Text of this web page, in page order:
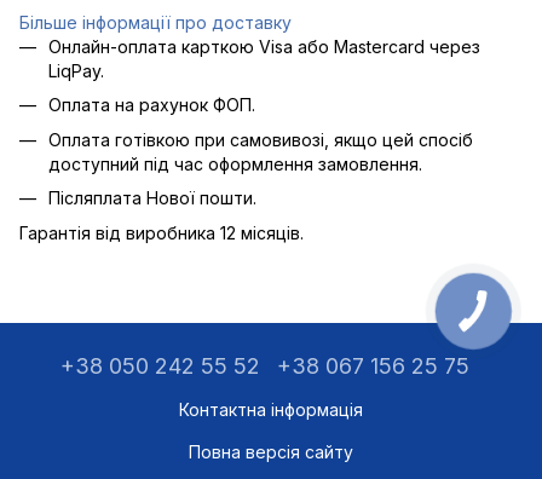
Більше інформації про доставку
Онлайн-оплата карткою Visa або Mastercard через
LiqPay.
Оплата на рахунок ФОП.
Оплата готівкою при самовивозі, якщо цей спосіб
доступний під час оформлення замовлення.
Післяплата Нової пошти.
Гарантія від виробника 12 місяців.
+38 050 242 55 52 +38 067 156 25 75
Контактна інформація
Повна версія сайту